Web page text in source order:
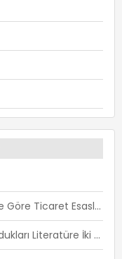
» Peygamber Efendimiz'in Sünnetine Göre Ticaret Esasları -1
» Sûfîlerin Kur’an’dan Alarak Oluşturdukları Literatüre İki Örnek: İ’TİSÂM ve FİRÂR -1